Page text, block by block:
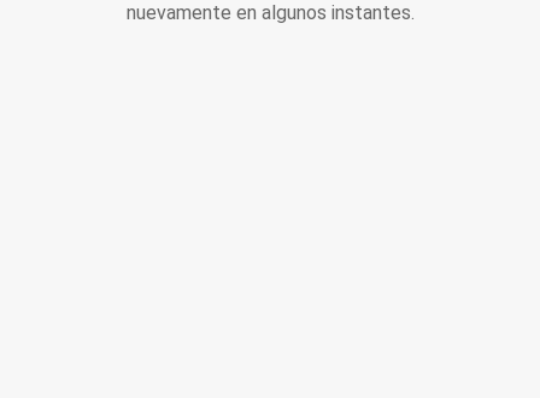
nuevamente en algunos instantes.